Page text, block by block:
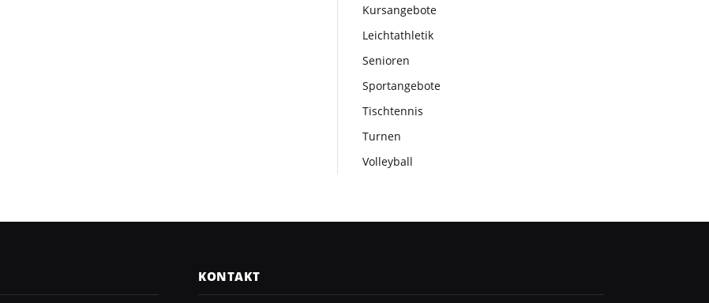
Kursangebote
Leichtathletik
Senioren
Sportangebote
Tischtennis
Turnen
Volleyball
KONTAKT